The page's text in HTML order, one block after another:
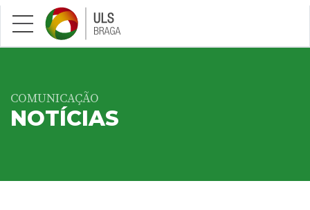
Saltar para conteúdo principal
COMUNICAÇÃO
NOTÍCIAS